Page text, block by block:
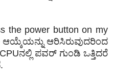
the power button on my
ಆಯ್ಕೆಯನ್ನು ಆರಿಸಿರುವುದರಿಂದ
ಪವರ್‌ ಗುಂಡಿ ಒತ್ತಿದರೆ